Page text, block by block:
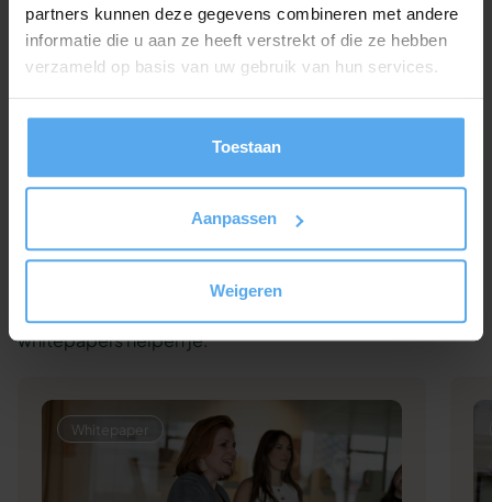
partners kunnen deze gegevens combineren met andere
informatie die u aan ze heeft verstrekt of die ze hebben
verzameld op basis van uw gebruik van hun services.
Toestaan
Aanpassen
Weigeren
Contact opnemen
Offerte aanvragen
Bekijk onze whitepapers
whitepapers helpen je.
Whitepaper